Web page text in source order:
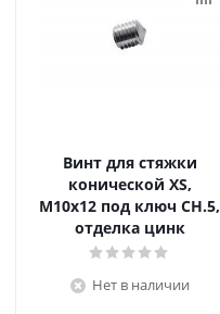
Винт для стяжки
конической XS,
М10х12 под ключ CH.5,
отделка цинк
Нет в наличии